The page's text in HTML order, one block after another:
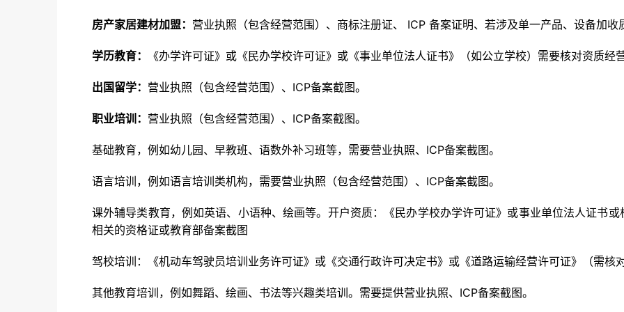
房产家居建材加盟： 营业执照（包含经营范围）、商标注册证、 ICP 备案证明、若涉及单一产品、设备加收
学历教育： 《办学许可证》或《民办学校许可证》或《事业单位法人证书》（如公立学校）需要核对资质经
出国留学： 营业执照（包含经营范围）、ICP备案截图。
职业培训： 营业执照（包含经营范围）、ICP备案截图。
基础教育，例如幼儿园、早教班、语数外补习班等，需要营业执照、ICP备案截图。
语言培训，例如语言培训类机构，需要营业执照（包含经营范围）、ICP备案截图。
课外辅导类教育，例如英语、小语种、绘画等。开户资质：《民办学校办学许可证》或事业单位法人证书
相关的资格证或教育部备案截图
驾校培训：《机动车驾驶员培训业务许可证》或《交通行政许可决定书》或《道路运输经营许可证》（需核
其他教育培训，例如舞蹈、绘画、书法等兴趣类培训。需要提供营业执照、ICP备案截图。